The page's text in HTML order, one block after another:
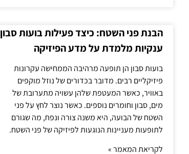
הבנת פני השטח: כיצד פעילות בועות סבון
ענקיות מלמדת על מדע הפיזיקה
בועות סבון הן תופעה מרהיבה הממחישה עקרונות
פיזיקליים רבים. מדובר בכדורים של נוזל מוקפים
באוויר, כאשר המעטפת שלהן עשויה מתערובת של
מים, סבון וחומרים נוספים. כאשר נוצר לחץ על פני
השטח של הבועה, היא משנה צורה ונפח, מה שגורם
לתופעות מעניינות הנוגעות לפיזיקה של פני השטח.
לקריאת המאמר »